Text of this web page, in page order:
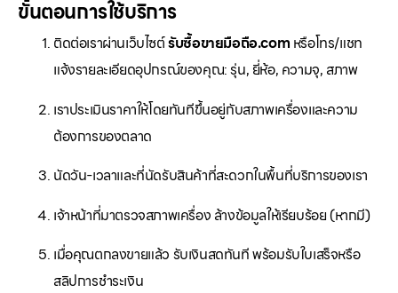
ขั้นตอนการใช้บริการ
ติดต่อเราผ่านเว็บไซต์รับซื้อขายมือถือ.com หรือโทร/แชท
แจ้งรายละเอียดอุปกรณ์ของคุณ: รุ่น, ยี่ห้อ, ความจุ, สภาพ
เราประเมินราคาให้โดยทันทีขึ้นอยู่กับสภาพเครื่องและความ
ต้องการของตลาด
นัดวัน-เวลาและที่นัดรับสินค้าที่สะดวกในพื้นที่บริการของเรา
เจ้าหน้าที่มาตรวจสภาพเครื่อง ล้างข้อมูลให้เรียบร้อย (หากมี)
เมื่อคุณตกลงขายแล้ว รับเงินสดทันที พร้อมรับใบเสร็จหรือ
สลิปการชำระเงิน